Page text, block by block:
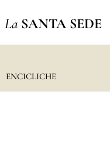
La SANTA SEDE
ENCICLICHE